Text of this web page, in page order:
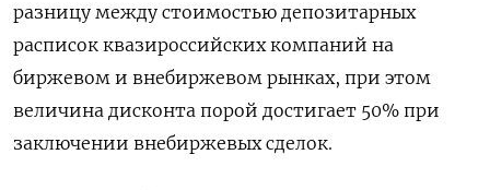
разницу между стоимостью депозитарных
расписок квазироссийских компаний на
биржевом и внебиржевом рынках, при этом
величина дисконта порой достигает 50% при
заключении внебиржевых сделок.